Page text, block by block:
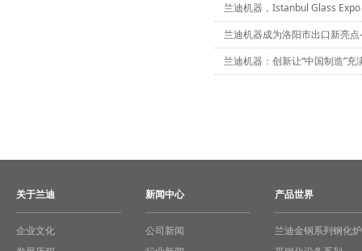
兰迪机器，Istanbul Glass
兰迪机器成为洛阳市出口新亮点
兰迪机器：创新让“中国制造”充
关于兰迪
企业文化
新闻中心
公司新闻
产品世界
兰迪金钢系列钢化炉